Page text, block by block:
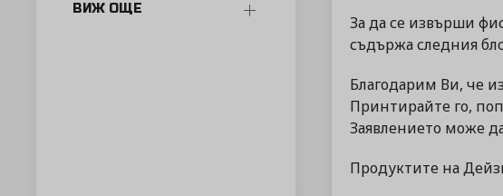
ВИЖ ОЩЕ
За да се извърши
съдържа следния
Благодарим Ви, че
Принтирайте го,
Заявлението може
Продуктите на